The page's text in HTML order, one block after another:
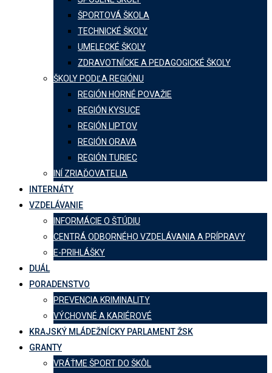
ŠPORTOVÁ ŠKOLA
TECHNICKÉ ŠKOLY
UMELECKÉ ŠKOLY
ZDRAVOTNÍCKE A PEDAGOGICKÉ ŠKOLY
ŠKOLY PODĽA REGIÓNU
REGIÓN HORNÉ POVAŽIE
REGIÓN KYSUCE
REGIÓN LIPTOV
REGIÓN ORAVA
REGIÓN TURIEC
INÍ ZRIAĎOVATELIA
INTERNÁTY
VZDELÁVANIE
INFORMÁCIE O ŠTÚDIU
CENTRÁ ODBORNÉHO VZDELÁVANIA A PRÍPRAVY
E-PRIHLÁŠKY
DUÁL
PORADENSTVO
PREVENCIA KRIMINALITY
VÝCHOVNÉ A KARIÉROVÉ
KRAJSKÝ MLÁDEŽNÍCKY PARLAMENT ŽSK
GRANTY
VRÁŤME ŠPORT DO ŠKÔL